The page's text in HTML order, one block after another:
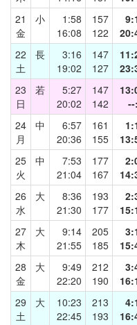
21
金
小
1:58
16:08
157
122
22
土
長
3:16
19:02
147
127
23
日
若
5:27
20:02
147
142
24
月
中
6:57
20:36
161
155
25
火
中
7:53
21:04
177
167
26
水
大
8:36
21:30
193
177
27
木
大
9:14
21:55
205
185
28
金
大
9:49
22:20
212
190
29
土
大
10:23
22:45
213
193